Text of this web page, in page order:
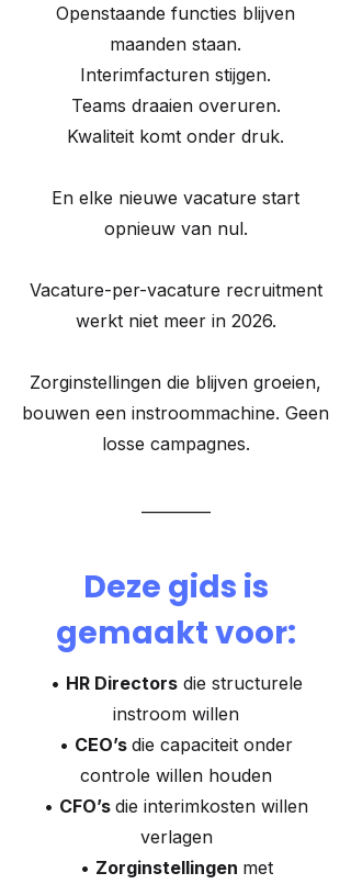
​Openstaande functies blijven
maanden staan.
Interimfacturen stijgen.
Teams draaien overuren.
Kwaliteit komt onder druk.
En elke nieuwe vacature start
opnieuw van nul.
Vacature-per-vacature recruitment
werkt niet meer in 2026.
Zorginstellingen die blijven groeien,
bouwen een instroommachine. Geen
losse campagnes.
Deze gids is
gemaakt voor:
• HR Directorsdie structurele
instroom willen
• CEO’s die capaciteit onder
controle willen houden
• CFO’s die interimkosten willen
verlagen
• Zorginstellingen met